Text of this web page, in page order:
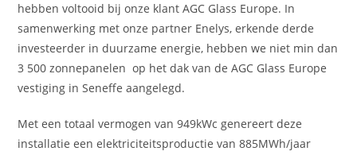
hebben voltooid bij onze klant AGC Glass Europe. In
samenwerking met onze partner Enelys, erkende derde
investeerder in duurzame energie, hebben we niet min dan
3 500 zonnepanelen op het dak van de AGC Glass Europe
vestiging in Seneffe aangelegd.
Met een totaal vermogen van 949kWc genereert deze
installatie een elektriciteitsproductie van 885MWh/jaar